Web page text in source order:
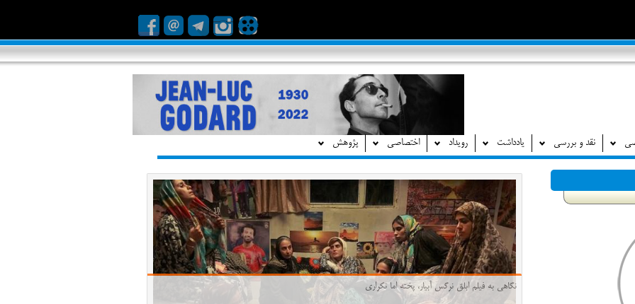
نقد و بررسی یادداشت رویداد اختصاصی پژوهش
نگاهی به فیلم ابلق نرگس آبیار، پخته اما تکراری